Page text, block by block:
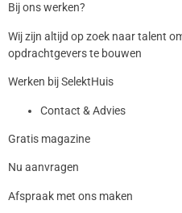
Bij ons werken?
Wij zijn altijd op zoek naar talent
opdrachtgevers te bouwen
Werken bij SelektHuis
Contact & Advies
Gratis magazine
Nu aanvragen
Afspraak met ons maken